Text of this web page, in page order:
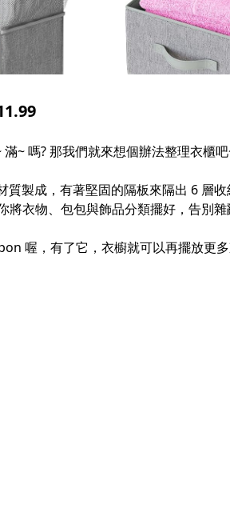
~ 嗎? 那我們就來想個辦法整理衣櫃
製成，有著堅固的隔板來隔出 6 層
將衣物、包包與飾品分類擺好，告別雜
喔，有了它，衣櫥就可以再擺放更